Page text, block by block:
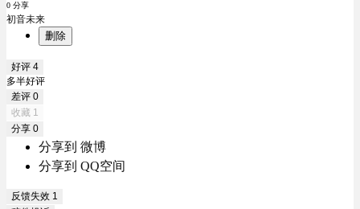
0 分享
初音未来
删除
好评 4
多半好评
差评 0
收藏 1
分享 0
分享到 微博
分享到 QQ空间
反馈失效 1